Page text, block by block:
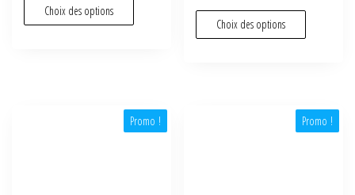
Choix des options
Choix des options
Promo ! Promo !